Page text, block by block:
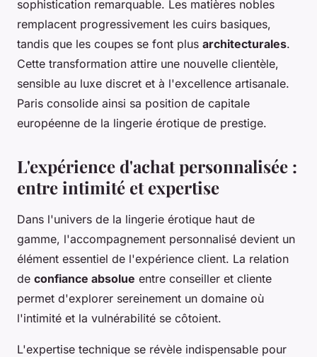
sophistication remarquable. Les matières nobles
remplacent progressivement les cuirs basiques,
tandis que les coupes se font plus architecturales.
Cette transformation attire une nouvelle clientèle,
sensible au luxe discret et à l'excellence artisanale.
Paris consolide ainsi sa position de capitale
européenne de la lingerie érotique de prestige.
L'expérience d'achat personnalisée :
entre intimité et expertise
Dans l'univers de la lingerie érotique haut de
gamme, l'accompagnement personnalisé devient un
élément essentiel de l'expérience client. La relation
de confiance absolue entre conseiller et cliente
permet d'explorer sereinement un domaine où
l'intimité et la vulnérabilité se côtoient.
L'expertise technique se révèle indispensable pour